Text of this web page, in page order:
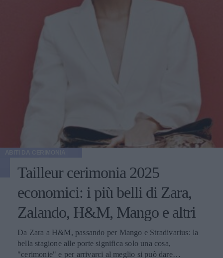
Tailleur cerimonia 2025
economici: i più belli di Zara,
Zalando, H&M, Mango e altri
Da Zara a H&M, passando per Mango e Stradivarius: la
bella stagione alle porte significa solo una cosa,
"cerimonie" e per arrivarci al meglio si può dare